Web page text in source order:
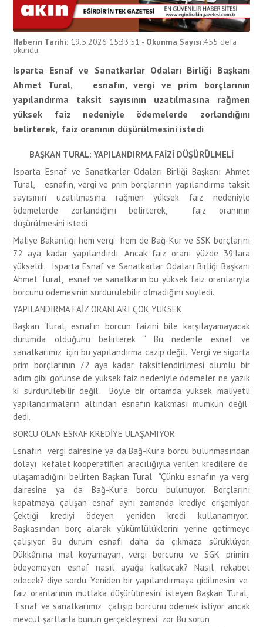
Haberin Tarihi: 19.5.2026 15:33:51 - Okunma Sayısı:455 defa
okundu.
Isparta Esnaf ve Sanatkarlar Odaları Birliği Başkanı
Ahmet Tural, esnafın, vergi ve prim borçlarının
yapılandırma taksit sayısının uzatılmasına rağmen
yüksek faiz nedeniyle ödemelerde zorlandığını
belirterek, faiz oranının düşürülmesini istedi
BAŞKAN TURAL: YAPILANDIRMA FAİZİ DÜŞÜRÜLMELİ
Isparta Esnaf ve Sanatkarlar Odaları Birliği Başkanı Ahmet
Tural, esnafın, vergi ve prim borçlarının yapılandırma taksit
sayısının uzatılmasına rağmen yüksek faiz nedeniyle
ödemelerde zorlandığını belirterek, faiz oranının
düşürülmesini istedi
Maliye Bakanlığı hem vergi hem de Bağ-Kur ve SSK borçlarını
72 aya kadar yapılandırdı. Ancak faiz oranı yüzde 39’lara
yükseldi. Isparta Esnaf ve Sanatkarlar Odaları Birliği Başkanı
Ahmet Tural, esnaf ve sanatkarın bu yüksek faiz oranlarıyla
borcunu ödemesinin sürdürülebilir olmadığını söyledi.
YAPILANDIRMA FAİZ ORANLARI ÇOK YÜKSEK
Başkan Tural, esnafın borcun faizini bile karşılayamayacak
durumda olduğunu belirterek “ Bu nedenle esnaf ve
sanatkarımız için bu yapılandırma cazip değil. Vergi ve sigorta
prim borçlarının 72 aya kadar taksitlendirilmesi olumlu bir
adım gibi görünse de yüksek faiz nedeniyle ödemeler ne yazık
ki sürdürülebilir değil. Böyle bir ortamda yüksek maliyetli
yapılandırmaların altından esnafın kalkması mümkün değil”
dedi.
BORCU OLAN ESNAF KREDİYE ULAŞAMIYOR
Esnafın vergi dairesine ya da Bağ-Kur’a borcu bulunmasından
dolayı kefalet kooperatifleri aracılığıyla verilen kredilere de
ulaşamadığını belirten Başkan Tural “Çünkü esnafın ya vergi
dairesine ya da Bağ-Kur’a borcu bulunuyor. Borçlarını
kapatmaya çalışan esnaf aynı zamanda krediye erişemiyor.
Çektiği krediyi ödeyen yeniden kredi kullanamıyor.
Başkasından borç alarak yükümlülüklerini yerine getirmeye
çalışıyor. Bu durum esnafı daha da çıkmaza sürüklüyor.
Dükkânına mal koyamayan, vergi borcunu ve SGK primini
ödeyemeyen esnaf nasıl ayağa kalkacak? Nasıl rekabet
edecek? diye sordu. Yeniden bir yapılandırmaya gidilmesini ve
faiz oranlarının mutlaka düşürülmesini isteyen Başkan Tural,
“Esnaf ve sanatkarımız çalışıp borcunu ödemek istiyor ancak
mevcut şartlarla bunun gerçekleşmesi zor. Bu sorun